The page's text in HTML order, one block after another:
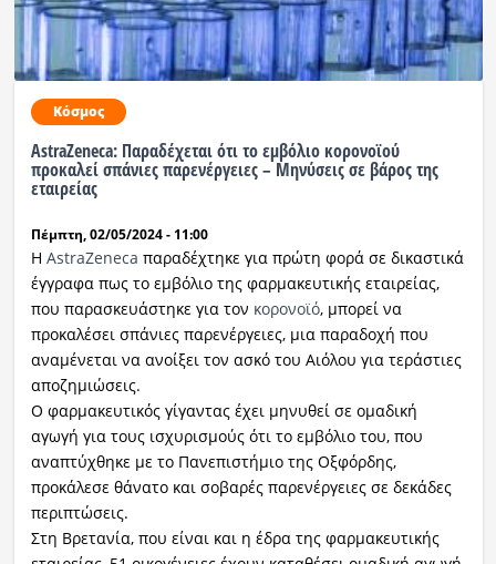
Κόσμος
AstraZeneca: Παραδέχεται ότι το εμβόλιο κορονοϊού
προκαλεί σπάνιες παρενέργειες – Μηνύσεις σε βάρος της
εταιρείας
Πέμπτη, 02/05/2024 - 11:00
Η AstraZeneca παραδέχτηκε για πρώτη φορά σε δικαστικά
έγγραφα πως το εμβόλιο της φαρμακευτικής εταιρείας,
που παρασκευάστηκε για τον κορονοϊό, μπορεί να
προκαλέσει σπάνιες παρενέργειες, μια παραδοχή που
αναμένεται να ανοίξει τον ασκό του Αιόλου για τεράστιες
αποζημιώσεις.
Ο φαρμακευτικός γίγαντας έχει μηνυθεί σε ομαδική
αγωγή για τους ισχυρισμούς ότι το εμβόλιο του, που
αναπτύχθηκε με το Πανεπιστήμιο της Οξφόρδης,
προκάλεσε θάνατο και σοβαρές παρενέργειες σε δεκάδες
περιπτώσεις.
Στη Βρετανία, που είναι και η έδρα της φαρμακευτικής